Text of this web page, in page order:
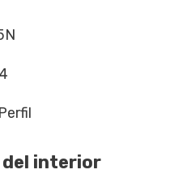
interior